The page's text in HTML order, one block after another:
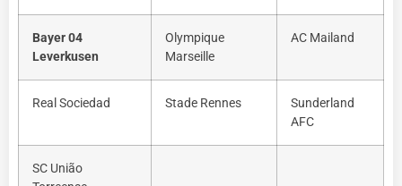
Bayer 04
Leverkusen
Olympique
Marseille
AC Mailand
Real Sociedad Stade Rennes
Sunderland
AFC
SC União